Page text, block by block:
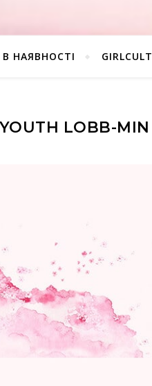
НАЯВНОСТІ GIRLCULT
LOBB-MIN